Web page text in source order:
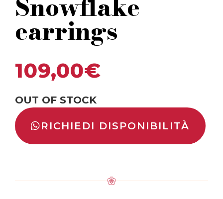
earrings
109,00€
OUT OF STOCK
RICHIEDI DISPONIBILITÀ